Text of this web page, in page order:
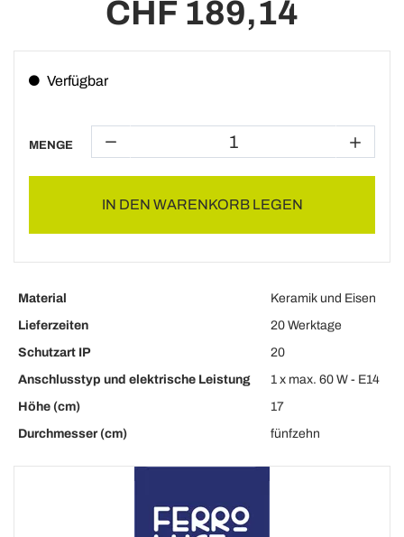
CHF 189,14
Verfügbar
MENGE
IN DEN WARENKORB LEGEN
Material
Keramik und Eisen
Lieferzeiten
20 Werktage
Schutzart IP
20
Anschlusstyp und elektrische Leistung
1 x max. 60 W - E14
Höhe (cm)
17
Durchmesser (cm)
fünfzehn